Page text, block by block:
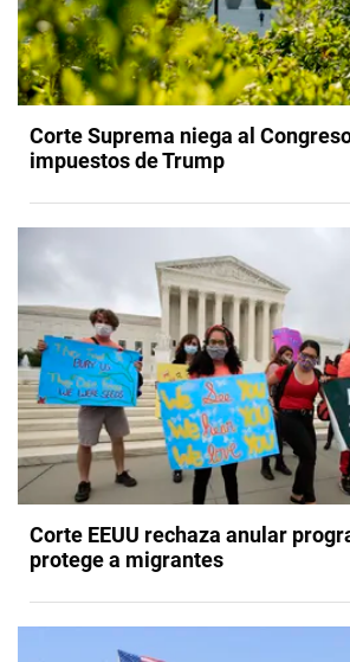
Corte Suprema niega al
impuestos de Trump
Corte EEUU rechaza anular
protege a migrantes